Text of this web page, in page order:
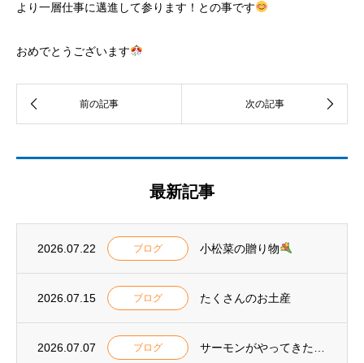
より一層仕事に邁進して参ります！との事です
おめでとうございます
最新記事
2026.07.22 ブログ 小松菜の贈り物
2026.07.15 ブログ たくさんのお土産
2026.07.07 ブログ